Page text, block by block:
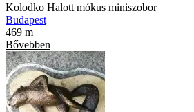
Kolodko Halott mókus miniszobor
Budapest
469 m
Bővebben